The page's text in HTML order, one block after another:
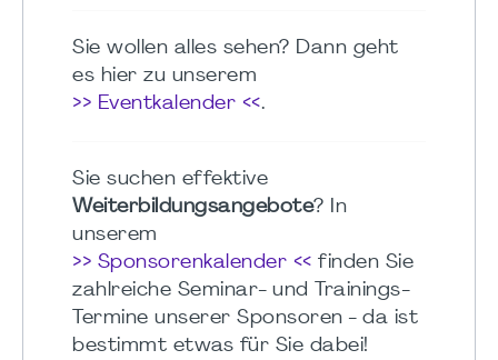
Sie wollen alles sehen? Dann geht
es hier zu unserem
>> Eventkalender <<.
Sie suchen effektive
Weiterbildungsangebote? In
unserem
>> Sponsorenkalender << finden Sie
zahlreiche Seminar- und Trainings-
Termine unserer Sponsoren - da ist
bestimmt etwas für Sie dabei!